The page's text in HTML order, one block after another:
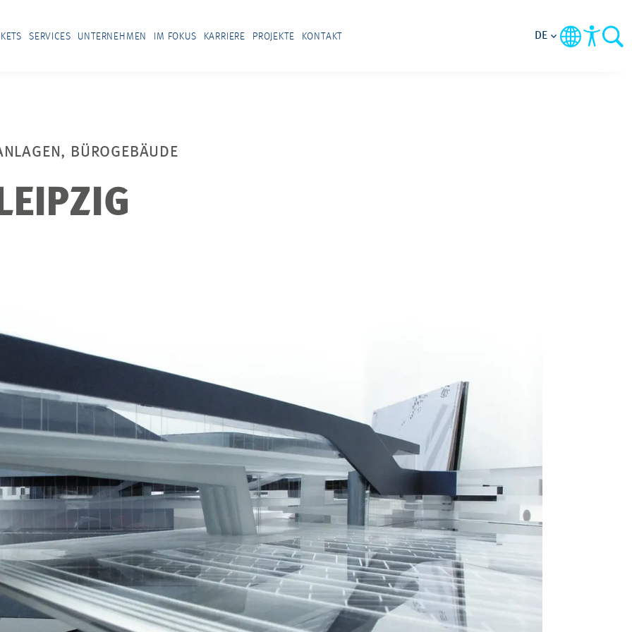
SERVICES UNTERNEHMEN IM FOKUS KARRIERE PROJEKTE KONTAKT DE
BÜROGEBÄUDE